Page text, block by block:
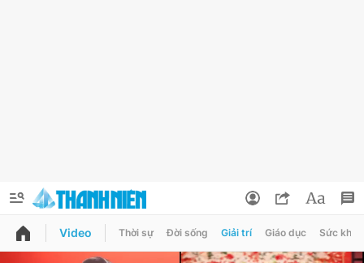
QUẢNG CÁO
Video Thời sự Đời sống Giải trí Giáo dục Sức khỏe